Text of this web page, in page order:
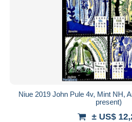
Niue 2019 John Pule 4v, Mint NH,
present)
± US$